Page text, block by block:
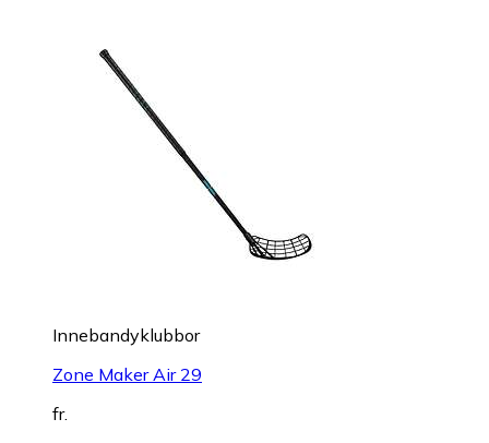
Innebandyklubbor
Zone Maker Air 29
fr.